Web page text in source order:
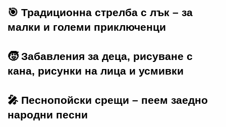
🎯 Традиционна стрелба с лък – за
малки и големи приключенци
🧒 Забавления за деца, рисуване с
кана, рисунки на лица и усмивки
🎤 Песнопойски срещи – пеем заедно
народни песни